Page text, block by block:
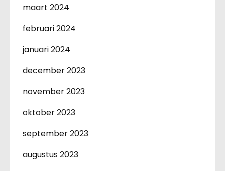
maart 2024
februari 2024
januari 2024
december 2023
november 2023
oktober 2023
september 2023
augustus 2023